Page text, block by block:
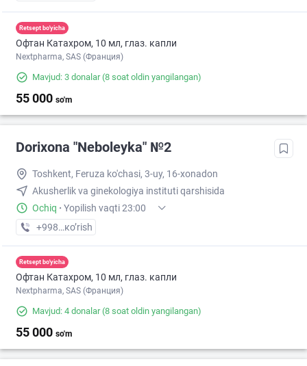
Retsept bo'yicha
Офтан Катахром, 10 мл, глаз. капли
Nextpharma, SAS (Франция)
Mavjud: 3 donalar(8 soat oldin yangilangan)
55 000 so'm
Dorixona "Neboleyka" №2
Toshkent, Feruza ko'chasi, 3-uy, 16-xonadon
Akusherlik va ginekologiya instituti qarshisida
Ochiq · Yopilish vaqti 23:00
+998 (71) XXX-XX-XX
кo’rish
Retsept bo'yicha
Офтан Катахром, 10 мл, глаз. капли
Nextpharma, SAS (Франция)
Mavjud: 4 donalar(8 soat oldin yangilangan)
55 000 so'm